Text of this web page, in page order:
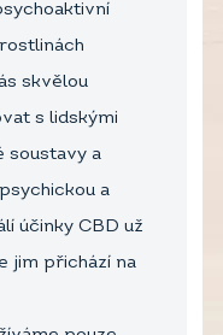
skvělou
s lidskými
soustavy a
a
účinky CBD už
jim přichází na